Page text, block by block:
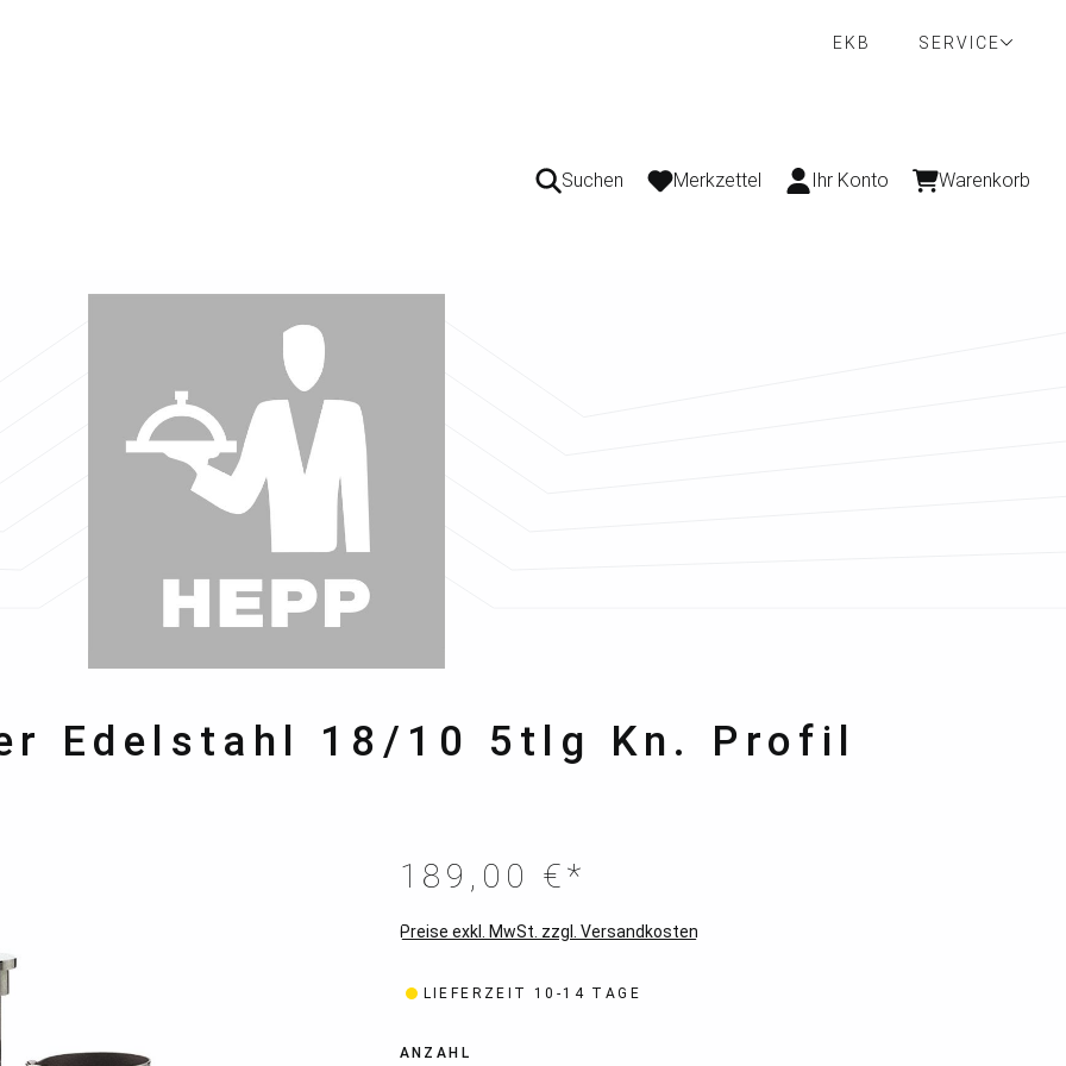
EKB
SERVICE
Suchen Merkzettel Ihr Konto Warenkorb
Edelstahl 18/10 5tlg Kn. Profil
189,00 €*
Preise exkl. MwSt. zzgl. Versandkosten
LIEFERZEIT 10-14 TAGE
ANZAHL